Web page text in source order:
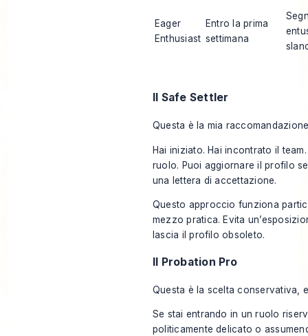
Eager
Enthusiast
Entro la prima
settimana
Il Safe Settler
Questa è la mia
Hai iniziato. Hai incontrato il
ruolo. Puoi aggiornare il profilo
una lettera di accettazione.
Questo approccio funziona
mezzo pratica. Evita
lascia il profilo obsoleto.
Il Probation Pro
Questa è la scelta conservativa,
Se stai entrando in un ruolo
politicamente delicato o